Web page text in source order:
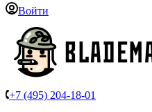
Войти
+7 (495) 204-18-01